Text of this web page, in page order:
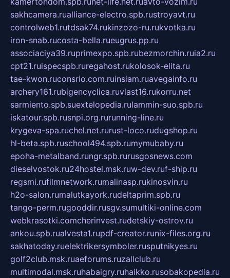
sakhcamera.rualliance-electro.spb.rustroyavt.ru
controlweb1.rutdsak74.rukinzozo-ru.rukvotka.ru
iron-snab.rucosta-bella.rueugrus.pp.ru
associaciya39.ruprimexpo.spb.rubezmorchin.ruia2.ru
cpt21.ruispecspb.ruregahost.rukolosok-elita.ru
tae-kwon.ruconsrio.com.ruinsiam.ruavegainfo.ru
archery161.rubigencyclica.ruvlast16.rukorru.net
sarmiento.spb.suextelopedia.rulammin-suo.spb.ru
iskatour.spb.rusnpi.org.rurunning-line.ru
krygeva-spa.ruchel.net.rurust-loco.rudugshop.ru
hl-beta.spb.ruschool494.spb.rumymubaby.ru
epoha-metalband.rungr.spb.rurusgosnews.com
dieselvostok.ru24hostel.msk.ruw-dev.ruf-ship.ru
regsmi.rufilmnetwork.rumalinasp.rukinosvin.ru
h2o-salon.rumalutkayork.rudeltaprim.spb.ru
tango-perm.rugooddir.rusgv.sumultiki-online.com
webkrasotki.comcherinvest.rudetskiy-ostrov.ru
ankou.spb.rualvesta1.rupdf-creator.runix-files.org.ru
sakhatoday.ruelektrikersymboler.rusputnikyes.ru
golf2club.msk.ruaeforums.ruzallclub.ru
multimodal.msk.ruhabaigry.ruhaikko.rusobakopedia.ru